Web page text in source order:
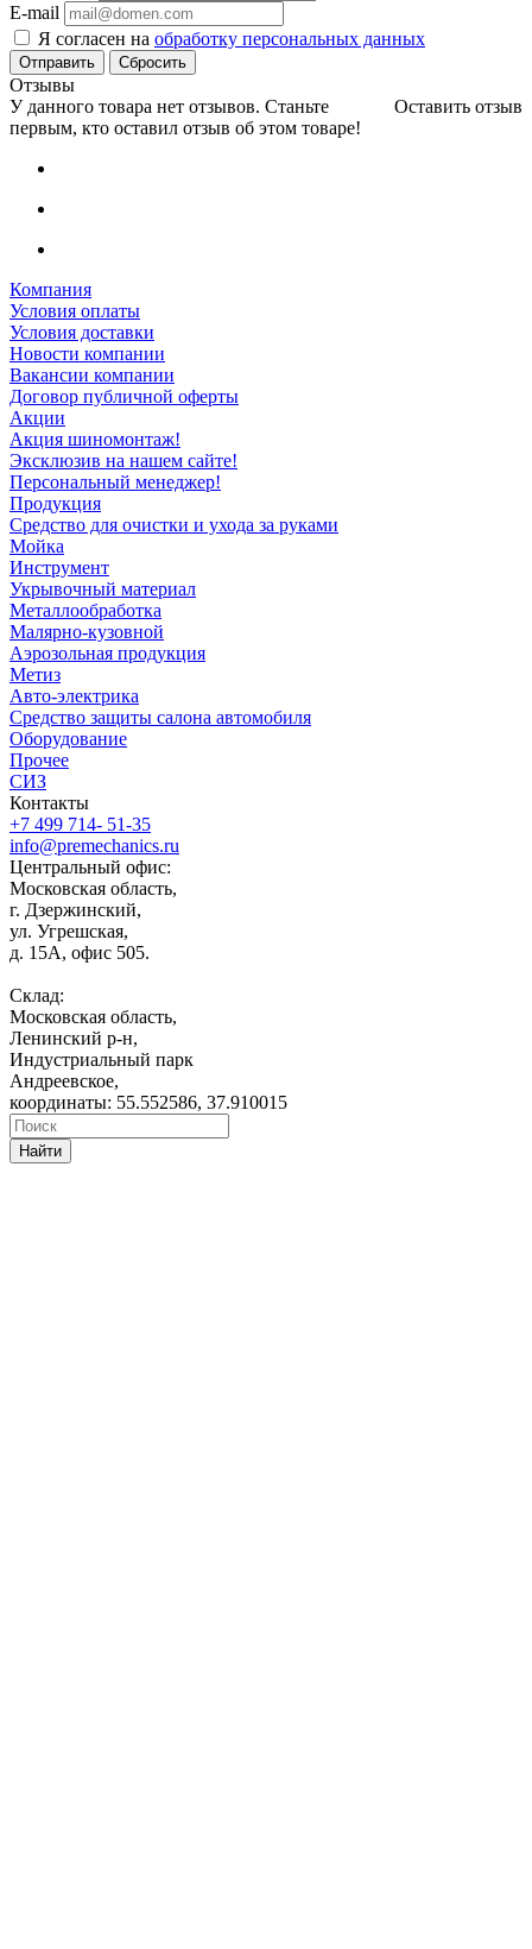
E-mail
Я согласен на обработку персональных данных
Сбросить
Отзывы
Оставить отзыв
У данного товара нет отзывов. Станьте
первым, кто оставил отзыв об этом товаре!
Компания
Условия оплаты
Условия доставки
Новости компании
Вакансии компании
Договор публичной оферты
Акции
Акция шиномонтаж!
Эксклюзив на нашем сайте!
Персональный менеджер!
Продукция
Средство для очистки и ухода за руками
Мойка
Инструмент
Укрывочный материал
Металлообработка
Малярно-кузовной
Аэрозольная продукция
Метиз
Авто-электрика
Средство защиты салона автомобиля
Оборудование
Прочее
СИЗ
Контакты
+7 499 714- 51-35
info@premechanics.ru
Центральный офис:
Московская область,
г. Дзержинский,
ул. Угрешская,
д. 15А, офис 505.
Склад:
Московская область,
Ленинский р-н,
Индустриальный парк
Андреевское,
координаты: 55.552586, 37.910015
Найти